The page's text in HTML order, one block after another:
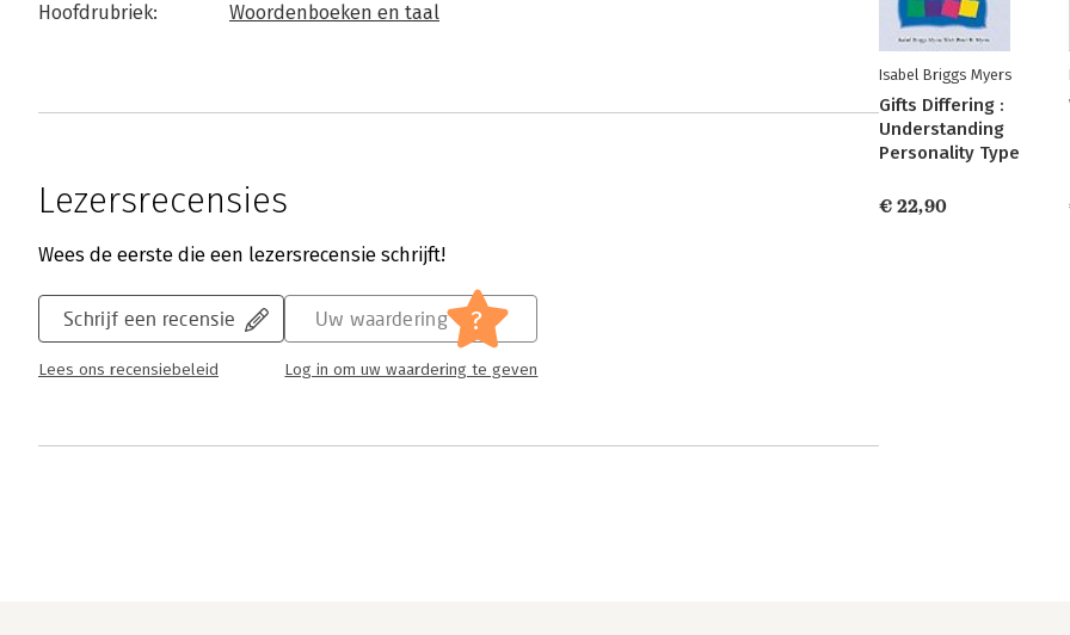
Hoofdrubriek: Woordenboeken en taal
Lezersrecensies
Wees de eerste die een lezersrecensie schrijft!
Schrijf een recensie
Lees ons recensiebeleid
Uw waardering ?
Log in om uw waardering te geven
Isabel Briggs Myers
Gifts Differing :
Understanding
Personality Type
€ 22,90